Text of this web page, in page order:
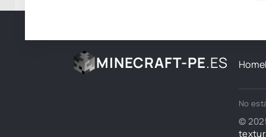
MINECRAFT-PE.ES Home
No
©